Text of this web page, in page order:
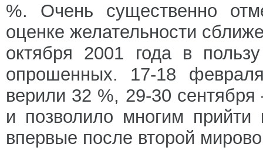
%. Очень существенно
оценке желательности
октября 2001 года в
опрошенных. 17-18
верили 32 %, 29-30
и позволило многим
впервые после второй